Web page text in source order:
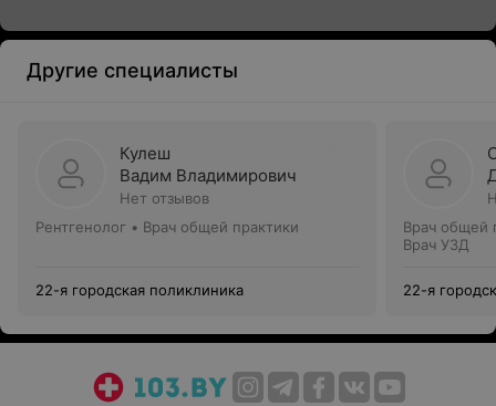
Другие специалисты
Кулеш
Вадим Владимирович
Нет отзывов
Рентгенолог • Врач общей практики
22-я городская поликлиника
Врач общей
Врач УЗД
22-я